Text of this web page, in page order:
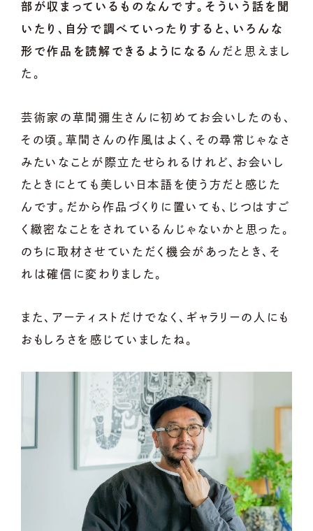
部が収まっているものなんです。そういう話を聞
いたり、自分で調べていったりすると、いろんな
形で作品を読解できるようになる んだと思えまし
た。
芸術家の草間彌生さんに初めてお会いしたのも、
その頃。草間さんの作風はよく、その尋常じゃなさ
みたいなことが際立たせられるけれど、お会いし
たときにとても美しい日本語を使う方だと感じた
んです。だから作品づくりに置いても、じつはすご
く緻密なことをされているんじゃないかと思った。
のちに取材させていただく機会があったとき、そ
れは確信に変わりました。
また、アーティストだけでなく、ギャラリーの人にも
おもしろさを感じていましたね。